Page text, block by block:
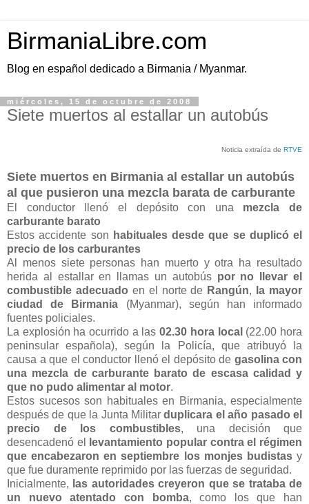
BirmaniaLibre.com
Blog en español dedicado a Birmania / Myanmar.
miércoles, 15 de octubre de 2008
Siete muertos al estallar un autobús
Noticia extraída de RTVE
Siete muertos en Birmania al estallar un autobús
al que pusieron una mezcla barata de carburante
El conductor llenó el depósito con una mezcla de
carburante barato
Estos accidente son habituales desde que se duplicó el
precio de los carburantes
Al menos siete personas han muerto y otra ha resultado
herida al estallar en llamas un autobús por no llevar el
combustible adecuado en el norte de Rangún,
la mayor
ciudad de Birmania (Myanmar), según han informado
fuentes policiales.
La explosión ha ocurrido a las02.30 hora local (22.00 hora
peninsular española), según la Policía, que atribuyó la
causa a que el conductor llenó el depósito de gasolina con
una mezcla de carburante barato de escasa calidad y
que no pudo alimentar al motor.
Estos sucesos son habituales en Birmania, especialmente
después de que la Junta Militarduplicara el año pasado el
precio de los combustibles, una decisión que
desencadenó el
levantamiento popular contra el régimen
que encabezaron en septiembre los monjes budistas y
que fue duramente reprimido por las fuerzas de seguridad.
Inicialmente, las autoridades creyeron que se trataba de
un nuevo atentado con bomba, como los que han